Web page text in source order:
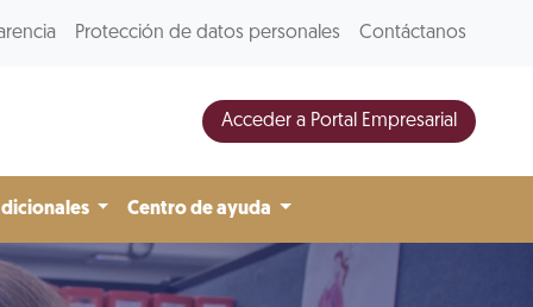
Protección de datos personales Contáctanos
Acceder a Portal Empresarial
Centro de ayuda